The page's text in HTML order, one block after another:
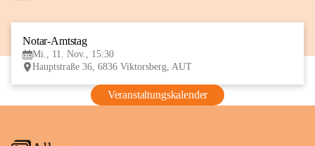
Notar-Amtstag
Mi., 11. Nov., 15:30
Hauptstraße 36, 6836 Viktorsberg, AUT
Veranstaltungskalender